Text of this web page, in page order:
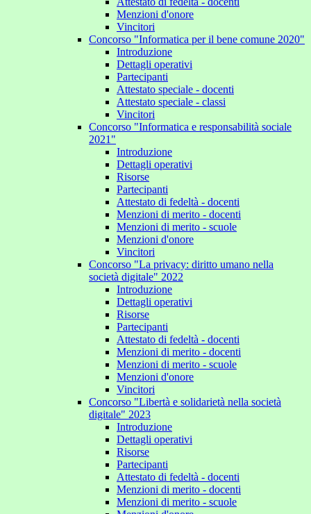
Menzioni d'onore
Vincitori
Concorso "Informatica per il bene comune 2020"
Introduzione
Dettagli operativi
Partecipanti
Attestato speciale - docenti
Attestato speciale - classi
Vincitori
Concorso "Informatica e responsabilità sociale
2021"
Introduzione
Dettagli operativi
Risorse
Partecipanti
Attestato di fedeltà - docenti
Menzioni di merito - docenti
Menzioni di merito - scuole
Menzioni d'onore
Vincitori
Concorso "La privacy: diritto umano nella
società digitale" 2022
Introduzione
Dettagli operativi
Risorse
Partecipanti
Attestato di fedeltà - docenti
Menzioni di merito - docenti
Menzioni di merito - scuole
Menzioni d'onore
Vincitori
Concorso "Libertà e solidarietà nella società
digitale" 2023
Introduzione
Dettagli operativi
Risorse
Partecipanti
Attestato di fedeltà - docenti
Menzioni di merito - docenti
Menzioni di merito - scuole